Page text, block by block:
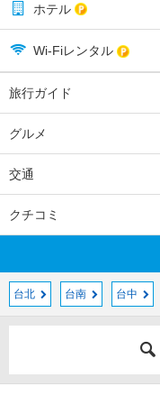
ホテル
Wi-Fiレンタル
旅行ガイド
グルメ
交通
クチコミ
台北 台南 台中